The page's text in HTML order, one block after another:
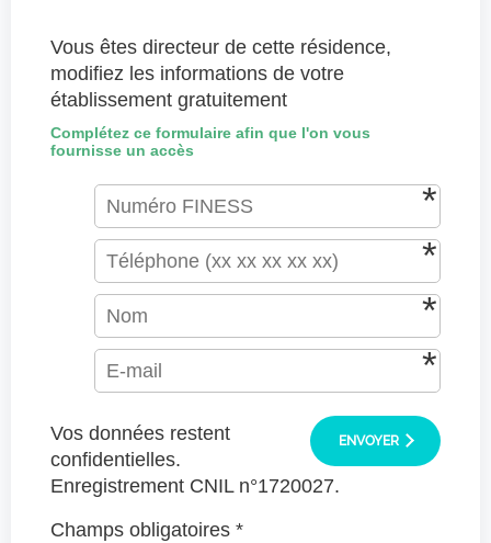
Vous êtes directeur de cette résidence,
modifiez les informations de votre
établissement gratuitement
Complétez ce formulaire afin que l'on vous
fournisse un accès
ENVOYER
Vos données restent
confidentielles.
Enregistrement CNIL n°1720027.
Champs obligatoires *